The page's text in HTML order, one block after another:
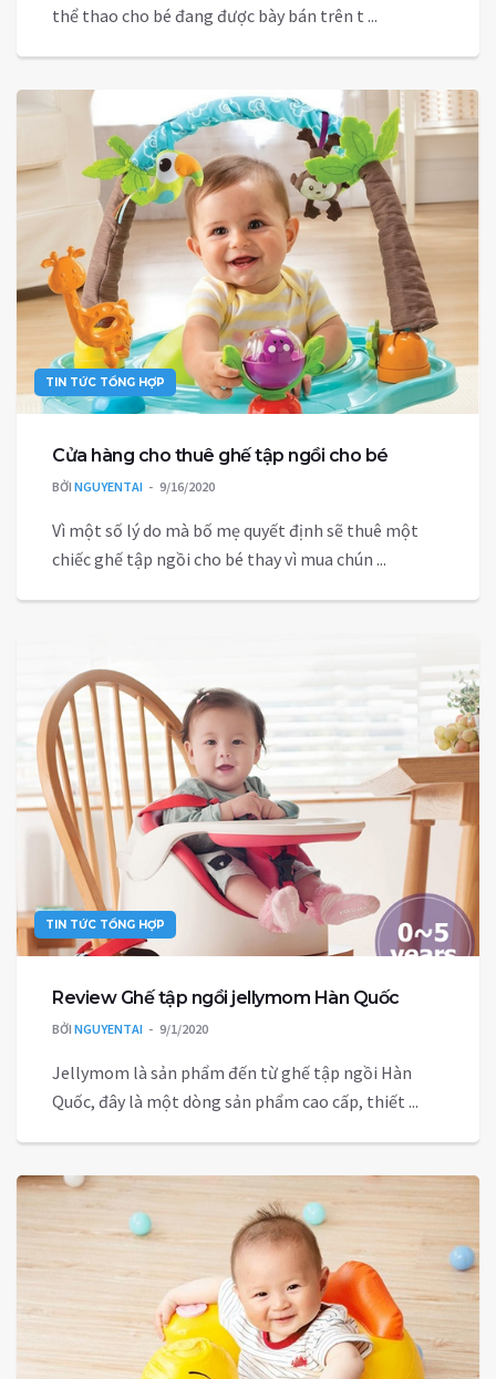
thể thao cho bé đang được bày bán trên t ...
TIN TỨC TỔNG HỢP
Cửa hàng cho thuê ghế tập ngồi cho bé
BỞI NGUYENTAI 9/16/2020
Vì một số lý do mà bố mẹ quyết định sẽ thuê một
chiếc ghế tập ngồi cho bé thay vì mua chún ...
TIN TỨC TỔNG HỢP
Review Ghế tập ngồi jellymom Hàn Quốc
BỞI NGUYENTAI 9/1/2020
Jellymom là sản phẩm đến từ ghế tập ngồi Hàn
Quốc, đây là một dòng sản phẩm cao cấp, thiết ...